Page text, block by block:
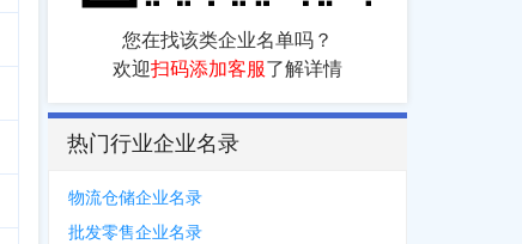
您在找该类企业名单吗？
欢迎扫码添加客服了解详情
热门行业企业名录
物流仓储企业名录
批发零售企业名录